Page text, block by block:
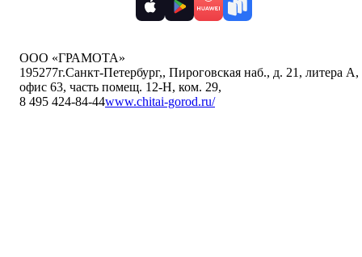
ООО «ГРАМОТА»
195277г.Санкт-Петербург,, Пироговская наб., д. 21, литера А,
офис 63, часть помещ. 12-Н, ком. 29,
8 495 424-84-44www.chitai-gorod.ru/